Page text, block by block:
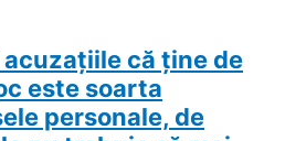
acuzațiile că ține de
este soarta
personale, de